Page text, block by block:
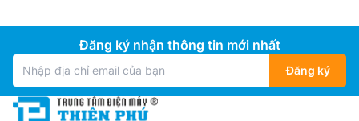
Công nghệ 4K Super Upscaling:Bộ xử lý AI alpha 7
Gen 8 mạnh mẽ trên Smart tivi 4K 43NANO80ASA
mang đến độ phân giải tiệm cận chất lượng gốc. Trải
nghiệm 4K Super Upscaling với độ phân giải vượt trội,
Đăng ký nhận thông tin mới nhất
Đăng ký